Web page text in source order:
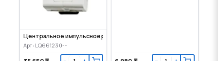
Центральное импульсное реле 16А/1НО/230VAC
Арт: LQ661230--